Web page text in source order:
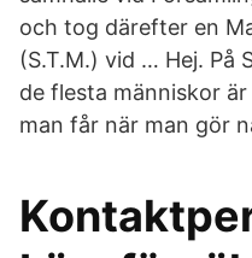
och tog därefter en
(S.T.M.) vid … Hej. På
de flesta människor
man får när man gör